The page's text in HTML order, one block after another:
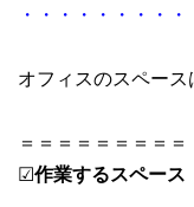
・・・・・・・・
オフィスのスペース
＝＝＝＝＝＝＝＝＝
☑作業するスペース